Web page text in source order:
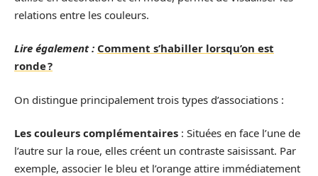
relations entre les couleurs.
Lire également : Comment s’habiller lorsqu’on est
ronde ?
On distingue principalement trois types d’associations :
Les couleurs complémentaires : Situées en face l’une de
l’autre sur la roue, elles créent un contraste saisissant. Par
exemple, associer le bleu et l’orange attire immédiatement